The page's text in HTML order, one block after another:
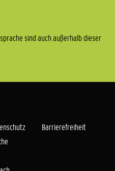
sind auch außerhalb dieser
Barrierefreiheit